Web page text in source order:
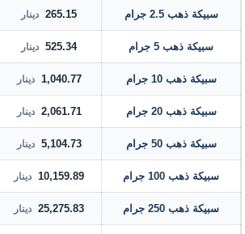
سبيكة ذهب 2.5 جرام 265.15 دينار
سبيكة ذهب 5 جرام 525.34 دينار
سبيكة ذهب 10 جرام 1,040.77 دينار
سبيكة ذهب 20 جرام 2,061.71 دينار
سبيكة ذهب 50 جرام 5,104.73 دينار
سبيكة ذهب 100 جرام 10,159.89 دينار
سبيكة ذهب 250 جرام 25,275.83 دينار